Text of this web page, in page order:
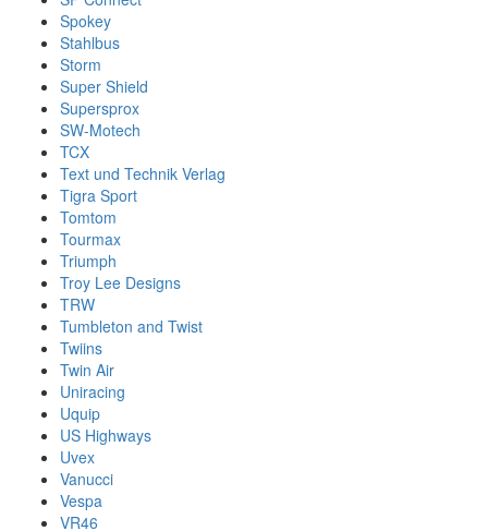
Spokey
Stahlbus
Storm
Super Shield
Supersprox
SW-Motech
TCX
Text und Technik Verlag
Tigra Sport
Tomtom
Tourmax
Triumph
Troy Lee Designs
TRW
Tumbleton and Twist
Twiins
Twin Air
Uniracing
Uquip
US Highways
Uvex
Vanucci
Vespa
VR46